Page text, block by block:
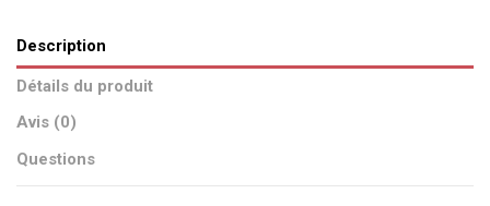
Description
Détails du produit
Avis (0)
Questions